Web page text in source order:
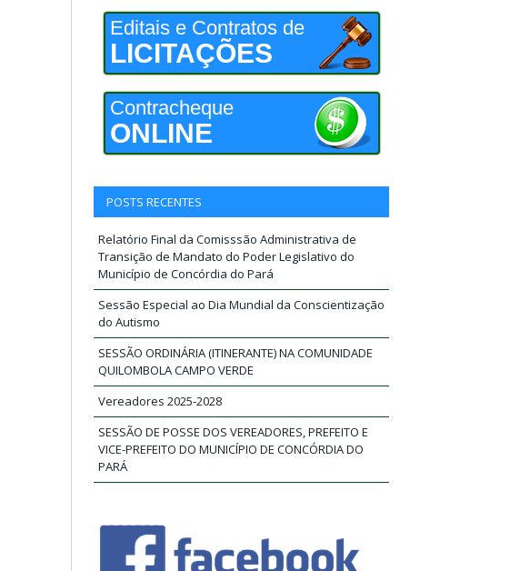
Editais e Contratos de
LICITAÇÕES
Contracheque
ONLINE
POSTS RECENTES
Relatório Final da Comisssão Administrativa de
Transição de Mandato do Poder Legislativo do
Município de Concórdia do Pará
Sessão Especial ao Dia Mundial da Conscientização
do Autismo
SESSÃO ORDINÁRIA (ITINERANTE) NA COMUNIDADE
QUILOMBOLA CAMPO VERDE
Vereadores 2025-2028
SESSÃO DE POSSE DOS VEREADORES, PREFEITO E
VICE-PREFEITO DO MUNICÍPIO DE CONCÓRDIA DO
PARÁ